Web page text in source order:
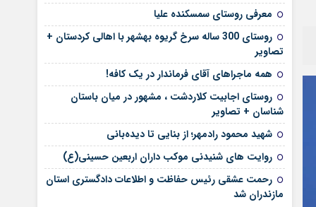
معرفی روستای سمسکنده علیا
روستای 300 ساله سرخ ‌گریوه بهشهر با اهالی کردستان +
تصاویر
همه ماجراهای آقای فرماندار در یک کافه!
روستای اجابیت کلاردشت ، مشهور در میان باستان
شناسان + تصاویر
شهید محمود رادمهر؛ از بنایی تا دیده‌بانی
روایت های شنیدنی موکب داران اربعین حسینی(ع)
رحمت عشقی رئیس حفاظت و اطلاعات دادگستری استان
مازندران شد